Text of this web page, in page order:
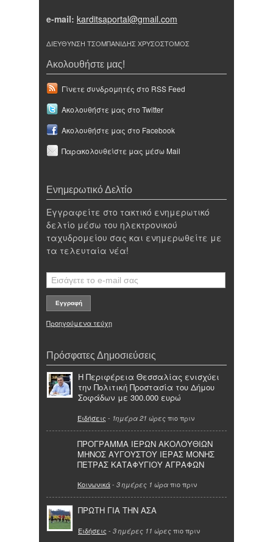
e-mail: karditsaportal@gmail.com
ΔΙΕΥΘΥΝΣΗ ΤΣΟΜΠΑΝΙΔΗΣ ΧΡΥΣΟΣΤΟΜΟΣ
Ακολουθήστε μας!
Γίνετε συνδρομητές στο RSS Feed
Ακολουθήστε μας στο Twitter
Ακολουθήστε μας στο Facebook
Παρακολουθείστε μας μέσω Mail
Ενημερωτικό Δελτίο
Εγγραφείτε στο τακτικό ενημερωτικό
δελτίο μέσω του ηλεκτρονικού
ταχυδρομείου σας και ενημερωθείτε με
τα τελευταία νέα!
Προηγούμενα τεύχη
Πρόσφατες Δημοσιεύσεις
Η Περιφέρεια Θεσσαλίας ενισχύει
την Πολιτική Προστασία του Δήμου
Σοφάδων με 300.000 ευρώ
Ειδήσεις - 1ημέρα 21 ώρες πιο πριν
ΠΡΟΓΡΑΜΜΑ ΙΕΡΩΝ ΑΚΟΛΟΥΘΙΩΝ
ΜΗΝΟΣ ΑΥΓΟΥΣΤΟΥ ΙΕΡΑΣ ΜΟΝΗΣ
ΠΕΤΡΑΣ ΚΑΤΑΦΥΓΙΟΥ ΑΓΡΑΦΩΝ
Κοινωνικά- 3 ημέρες 1 ώρα πιο πριν
ΠΡΩΤΗ ΓΙΑ ΤΗΝ ΑΣΑ
Ειδήσεις - 3 ημέρες 11 ώρες πιο πριν